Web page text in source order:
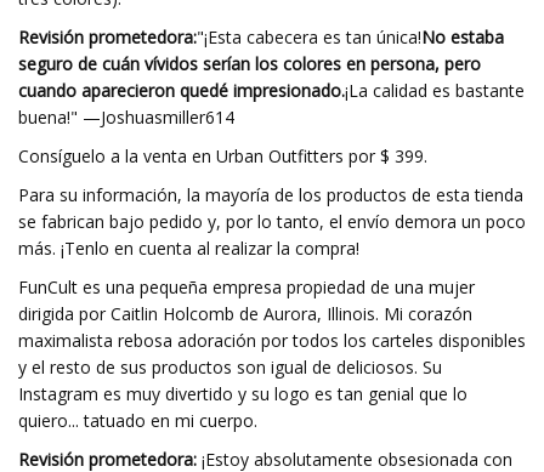
Revisión prometedora:"¡Esta cabecera es tan única!No estaba
seguro de cuán vívidos serían los colores en persona, pero
cuando aparecieron quedé impresionado.¡La calidad es bastante
buena!" —Joshuasmiller614
Consíguelo a la venta en Urban Outfitters por $ 399.
Para su información, la mayoría de los productos de esta tienda
se fabrican bajo pedido y, por lo tanto, el envío demora un poco
más. ¡Tenlo en cuenta al realizar la compra!
FunCult es una pequeña empresa propiedad de una mujer
dirigida por Caitlin Holcomb de Aurora, Illinois. Mi corazón
maximalista rebosa adoración por todos los carteles disponibles
y el resto de sus productos son igual de deliciosos. Su
Instagram es muy divertido y su logo es tan genial que lo
quiero... tatuado en mi cuerpo.
Revisión prometedora: ¡Estoy absolutamente obsesionada con